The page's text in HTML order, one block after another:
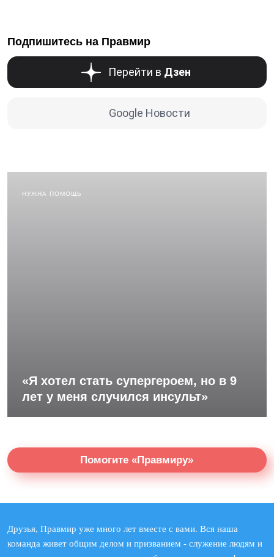
Подпишитесь на Правмир
Перейти в Дзен
Google Новости
НУЖНА ПОМОЩЬ
«Я хотел стать супергероем, но в 9
лет у меня случился инсульт»
Помогите «Правмиру»
Друзья, Правмир уже много лет вместе с вами. Вся наша
команда живет общим делом и призванием - служение людям и